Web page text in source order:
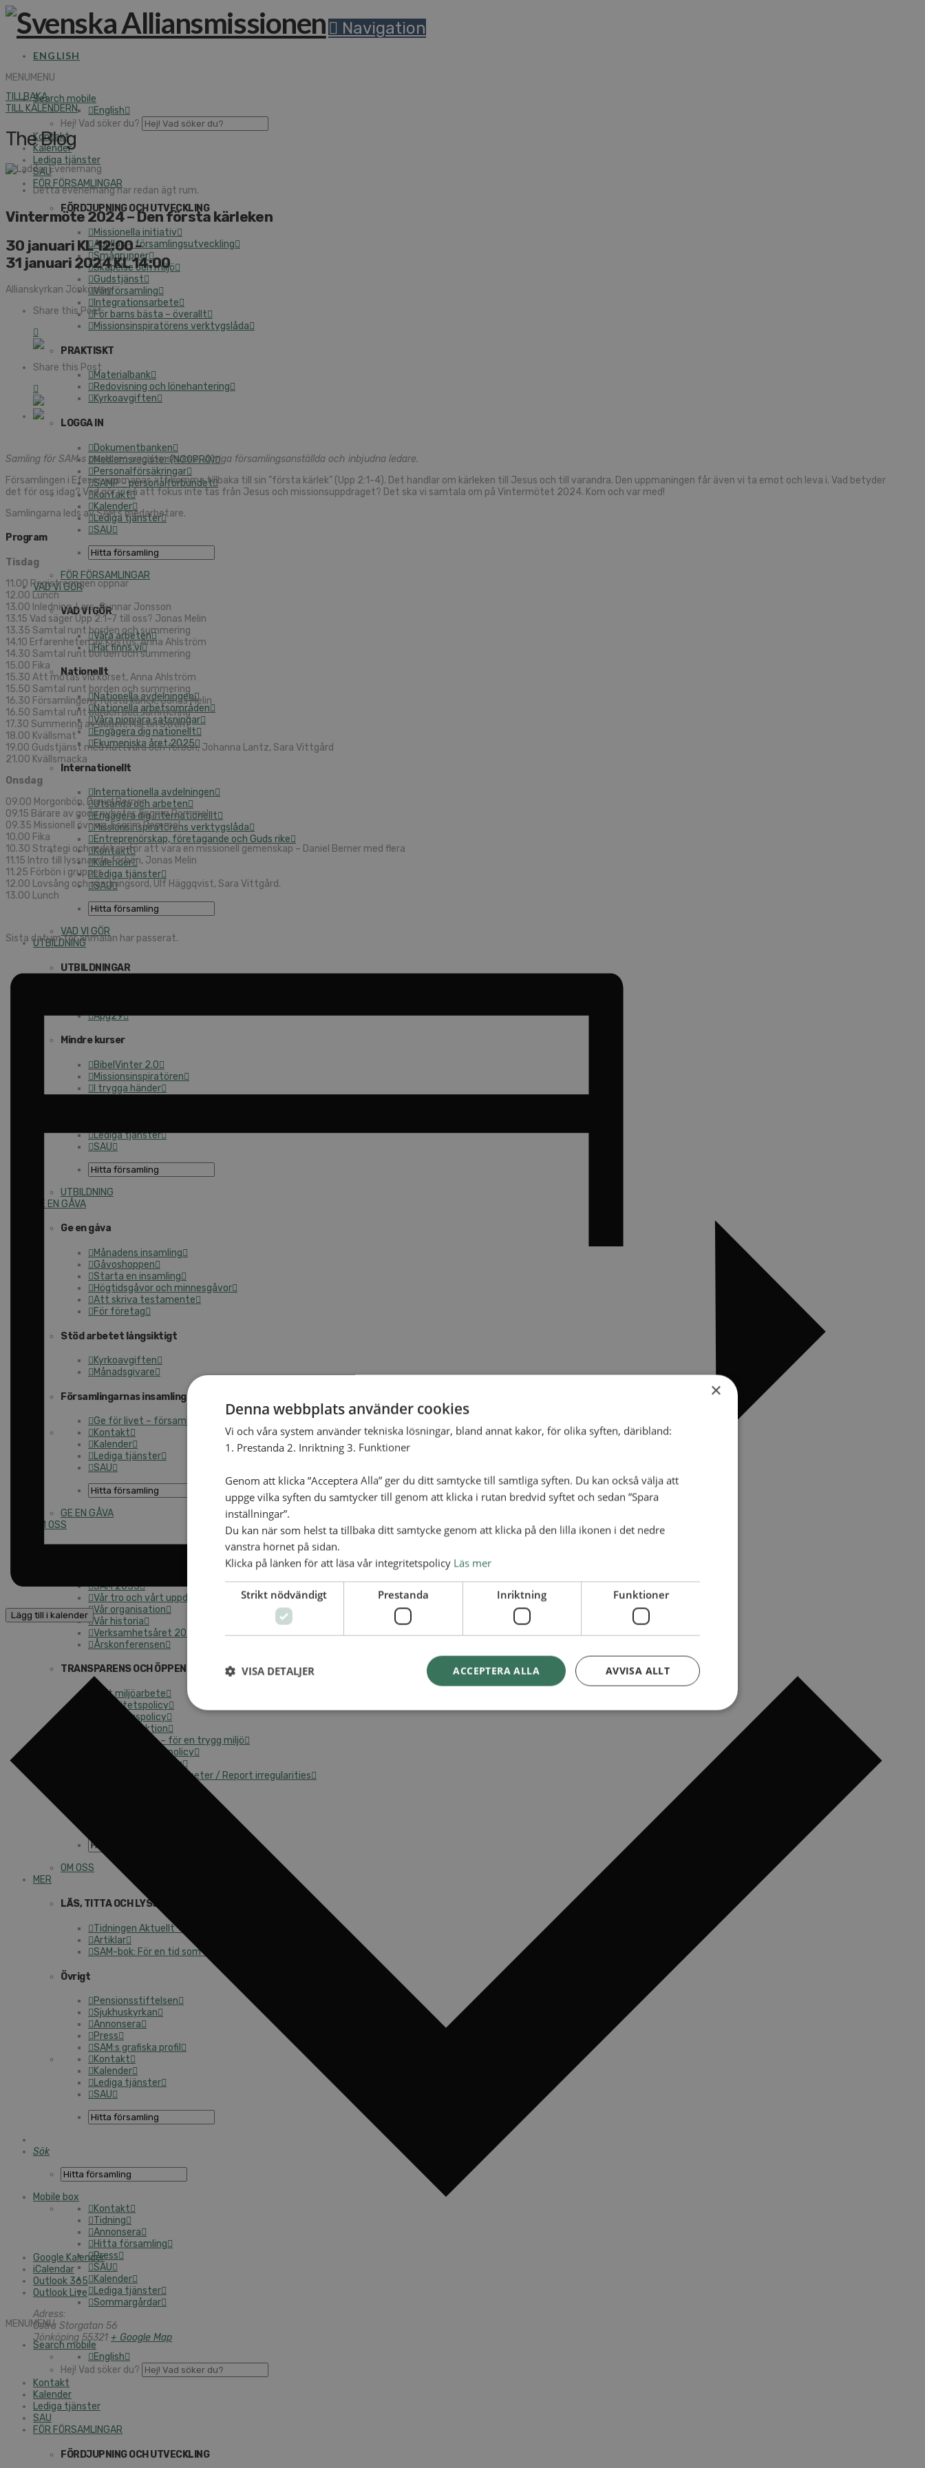
Navigation
ENGLISH
MENUMENU
Search mobile
English
Hej! Vad söker du?
Kontakt
Kalender
Lediga tjänster
SAU
FÖR FÖRSAMLINGAR
FÖRDJUPNING OCH UTVECKLING
Missionella initiativ
Apollos – församlingsutveckling
Smågrupper
Skapelse och miljö
Gudstjänst
Vänförsamling
Integrationsarbete
För barns bästa – överallt
Missionsinspiratörens verktygslåda
PRAKTISKT
Materialbank
Redovisning och lönehantering
Kyrkoavgiften
LOGGA IN
Dokumentbanken
Medlemsregister (NGOPRO)
Personalförsäkringar
SAMP – personalförbundet
Kontakt
Kalender
Lediga tjänster
SAU
FÖR FÖRSAMLINGAR
VAD VI GÖR
VAD VI GÖR
Våra arbeten
Här finns vi
Nationellt
Nationella avdelningen
Nationella arbetsområden
Våra pionjära satsningar
Engagera dig nationellt
Ekumeniska året 2025
Internationellt
Internationella avdelningen
Utsända och arbeten
Engagera dig internationellt
Missionsinspiratörens verktygslåda
Entreprenörskap, företagande och Guds rike
Kontakt
Kalender
Lediga tjänster
SAU
VAD VI GÖR
UTBILDNING
UTBILDNINGAR
Apg29
Mindre kurser
BibelVinter 2.0
Missionsinspiratören
I trygga händer
Lediga tjänster
SAU
UTBILDNING
GE EN GÅVA
Ge en gåva
Månadens insamling
Gåvoshoppen
Starta en insamling
Högtidsgåvor och minnesgåvor
Att skriva testamente
För företag
Stöd arbetet långsiktigt
Kyrkoavgiften
Månadsgivare
Församlingarnas insamlingsarbete
Ge för livet – församlingens insamling
Kontakt
Kalender
Lediga tjänster
SAU
GE EN GÅVA
OM OSS
SAM 2033
Vår tro och vårt uppdrag
Vår organisation
Vår historia
Verksamhetsåret 2025
Årskonferensen
TRANSPARENS OCH ÖPPENHET
Vårt miljöarbete
Integritetspolicy
Insamlingspolicy
Skattereduktion
Mot övergrepp – för en trygg miljö
Anti-korruptionspolicy
Klagomålshantering
Rapportera oegentligheter / Report irregularities
OM OSS
MER
LÄS, TITTA OCH LYSSNA
Tidningen Aktuellt + Årsboken
Artiklar
SAM-bok: För en tid som denna
Övrigt
Pensionsstiftelsen
Sjukhuskyrkan
Annonsera
Press
SAM:s grafiska profil
Kontakt
Kalender
Lediga tjänster
SAU
Sök
Mobile box
Kontakt
Tidning
Annonsera
Hitta församling
Press
SAU
Kalender
Lediga tjänster
Sommargårdar
MENUMENU
Search mobile
English
Hej! Vad söker du?
Kontakt
Kalender
Lediga tjänster
SAU
FÖR FÖRSAMLINGAR
FÖRDJUPNING OCH UTVECKLING
TILLBAKA
TILL KALENDERN
The Blog
Detta evenemang har redan ägt rum.
Vintermöte 2024 – Den första kärleken
30 januari KL 12:00-
31 januari 2024 KL 14:00
Allianskyrkan Jönköping
Share this Post
Share this Post
Samling för SAM:s pastorer, ungdomsledare, övriga församlingsanställda och inbjudna ledare.
Församlingen i Efesos uppmanas att komma tillbaka till sin ”första kärlek” (Upp 2:1-4). Det handlar om kärleken till Jesus och till varandra. Den uppmaningen får även vi ta emot och leva i. Vad betyder
det för oss idag? Vad gör vi så att fokus inte tas från Jesus och missionsuppdraget? Det ska vi samtala om på Vintermötet 2024. Kom och var med!
Samlingarna leds av SAM:s medarbetare.
Program
Tisdag
11.00 Registreringen öppnar
12.00 Lunch
13.00 Inledning, Lars-Gunnar Jonsson
13.15 Vad säger Upp 2:1–7 till oss? Jonas Melin
13.35 Samtal runt borden och summering
14.10 Erfarenheten av Kristus, Anna Ahlström
14.30 Samtal runt borden och summering
15.00 Fika
15.30 Att mötas vid korset, Anna Ahlström
15.50 Samtal runt borden och summering
16.30 Församlingens första kärlek, Jonas Melin
16.50 Samtal runt borden och summering
17.30 Summering av dagen, Martin Ström
18.00 Kvällsmat
19.00 Gudstjänst med nattvard och förbön, Johanna Lantz, Sara Vittgård
21.00 Kvällsmacka
Onsdag
09.00 Morgonbön, Daniel Berner
09.15 Bärare av goda nyheter, Esgrim Rommel
09.35 Missionell övning, Esgrim Rommel
10.00 Fika
10.30 Strategi och redskap för att vara en missionell gemenskap – Daniel Berner med flera
11.15 Intro till lyssnande förbön, Jonas Melin
11.25 Förbön i grupper
12.00 Lovsång och sändningsord, Ulf Häggqvist, Sara Vittgård.
13.00 Lunch
Sista datum för anmälan har passerat.
Lägg till i kalender
Google Kalender
iCalendar
Outlook 365
Outlook Live
Adress:
Östra Storgatan 56
Jönköping 55321 + Google Map
×
Denna webbplats använder cookies
Vi och våra system använder tekniska lösningar, bland annat kakor, för olika syften, däribland:
1. Prestanda 2. Inriktning 3. Funktioner
Genom att klicka ”Acceptera Alla” ger du ditt samtycke till samtliga syften. Du kan också välja att
uppge vilka syften du samtycker till genom att klicka i rutan bredvid syftet och sedan ”Spara
inställningar”.
Du kan när som helst ta tillbaka ditt samtycke genom att klicka på den lilla ikonen i det nedre
vänstra hörnet på sidan.
Klicka på länken för att läsa vår integritetspolicy Läs mer
Strikt nödvändigt Prestanda Inriktning Funktioner
ACCEPTERA ALLA AVVISA ALLT
VISA DETALJER